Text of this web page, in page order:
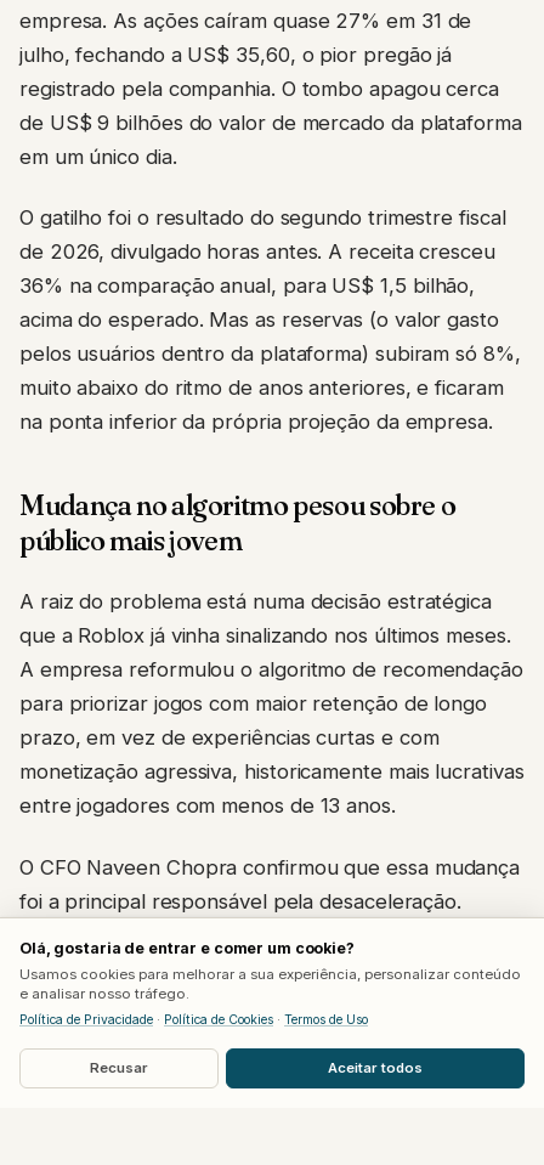
empresa. As ações caíram quase 27% em 31 de
julho, fechando a US$ 35,60, o pior pregão já
registrado pela companhia. O tombo apagou cerca
de US$ 9 bilhões do valor de mercado da plataforma
em um único dia.
O gatilho foi o resultado do segundo trimestre fiscal
de 2026, divulgado horas antes. A receita cresceu
36% na comparação anual, para US$ 1,5 bilhão,
acima do esperado. Mas as reservas (o valor gasto
pelos usuários dentro da plataforma) subiram só 8%,
muito abaixo do ritmo de anos anteriores, e ficaram
na ponta inferior da própria projeção da empresa.
Mudança no algoritmo pesou sobre o
público mais jovem
A raiz do problema está numa decisão estratégica
que a Roblox já vinha sinalizando nos últimos meses.
A empresa reformulou o algoritmo de recomendação
para priorizar jogos com maior retenção de longo
prazo, em vez de experiências curtas e com
monetização agressiva, historicamente mais lucrativas
entre jogadores com menos de 13 anos.
O CFO Naveen Chopra confirmou que essa mudança
foi a principal responsável pela desaceleração.
do previsto justamente no público infantil, à medida
que o algoritmo passou a dar menos espaço para
eSteal a Brainrot
, que impulsionaram as
Olá, gostaria de entrar e comer um cookie?
Usamos cookies para melhorar a sua experiência, personalizar conteúdo
e analisar nosso tráfego.
Política de Privacidade · Política de Cookies · Termos de Uso
Recusar Aceitar todos